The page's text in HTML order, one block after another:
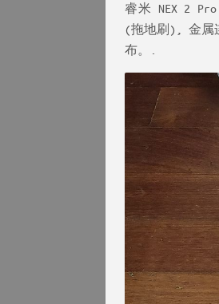
睿米 NEX 2
(拖地刷), 金属
布。.